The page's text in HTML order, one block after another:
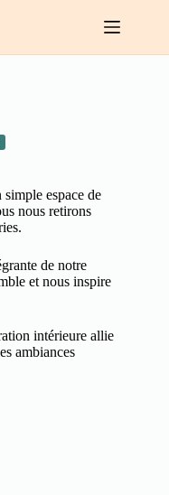
espace de
nous retirons
de notre
et nous inspire
intérieure allie
ambiances